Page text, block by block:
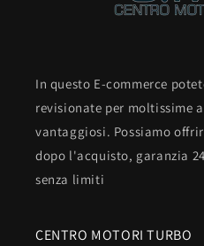
In questo E-commerce
revisionate per moltissime
vantaggiosi. Possiamo
dopo l'acquisto, garanzia
senza limiti
CENTRO MOTORI TURBO